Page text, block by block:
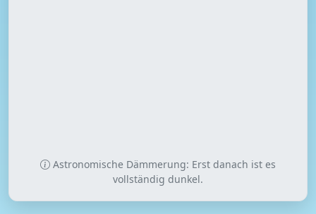
Astronomische Dämmerung: Erst danach ist es
vollständig dunkel.